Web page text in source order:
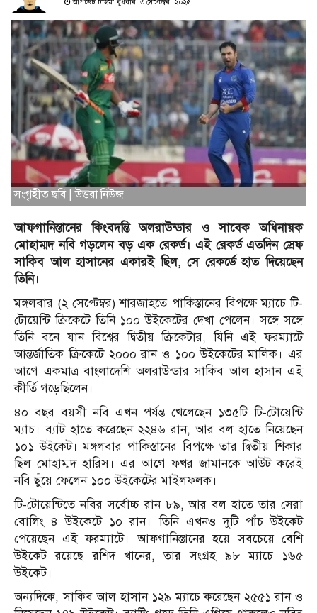
আপডেট টাইম: বুধবার, ৩ সেপ্টেম্বর, ২০২৫
সংগৃহীত ছবি | উত্তরা নিউজ
আফগানিস্তানের কিংবদন্তি অলরাউন্ডার ও সাবেক অধিনায়ক
মোহাম্মদ নবি গড়লেন বড় এক রেকর্ড। এই রেকর্ড এতদিন স্রেফ
সাকিব আল হাসানের একারই ছিল, সে রেকর্ডে হাত দিয়েছেন
তিনি।
মঙ্গলবার (২ সেপ্টেম্বর) শারজাহতে পাকিস্তানের বিপক্ষে ম্যাচে টি-
টোয়েন্টি ক্রিকেটে তিনি ১০০ উইকেটের দেখা পেলেন। সঙ্গে সঙ্গে
তিনি বনে যান বিশ্বের দ্বিতীয় ক্রিকেটার, যিনি এই ফরম্যাটে
আন্তর্জাতিক ক্রিকেটে ২০০০ রান ও ১০০ উইকেটের মালিক। এর
আগে একমাত্র বাংলাদেশি অলরাউন্ডার সাকিব আল হাসান এই
কীর্তি গড়েছিলেন।
৪০ বছর বয়সী নবি এখন পর্যন্ত খেলেছেন ১৩৫টি টি-টোয়েন্টি
ম্যাচ। ব্যাট হাতে করেছেন ২২৪৬ রান, আর বল হাতে নিয়েছেন
১০১ উইকেট। মঙ্গলবার পাকিস্তানের বিপক্ষে তার দ্বিতীয় শিকার
ছিল মোহাম্মদ হারিস। এর আগে ফখর জামানকে আউট করেই
নবি ছুঁয়ে ফেলেন ১০০ উইকেটের মাইলফলক।
টি-টোয়েন্টিতে নবির সর্বোচ্চ রান ৮৯, আর বল হাতে তার সেরা
বোলিং ৪ উইকেটে ১০ রান। তিনি এখনও দুটি পাঁচ উইকেট
পেয়েছেন এই ফরম্যাটে। আফগানিস্তানের হয়ে সবচেয়ে বেশি
উইকেট রয়েছে রশিদ খানের, তার সংগ্রহ ৯৮ ম্যাচে ১৬৫
উইকেট।
অন্যদিকে, সাকিব আল হাসান ১২৯ ম্যাচে করেছেন ২৫৫১ রান ও